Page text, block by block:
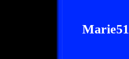
Marie51